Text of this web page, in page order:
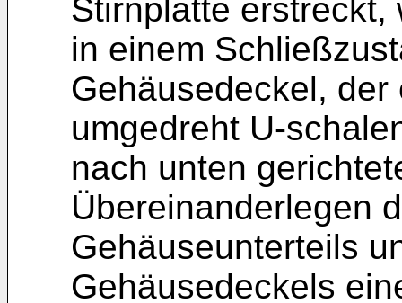
Stirnplatte
in einem
Gehäusedeckel,
umgedreht U-
nach unten
Übereinanderlegen
Gehäuseunterteils
Gehäusedeckels